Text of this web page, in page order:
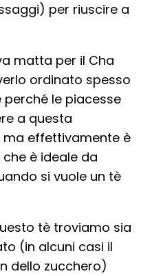
per riuscire a
matta per il Cha
ordinato spesso
le piacesse
a questa
effettivamente è
è ideale da
si vuole un tè
tè troviamo sia
(in alcuni casi il
dello zucchero)